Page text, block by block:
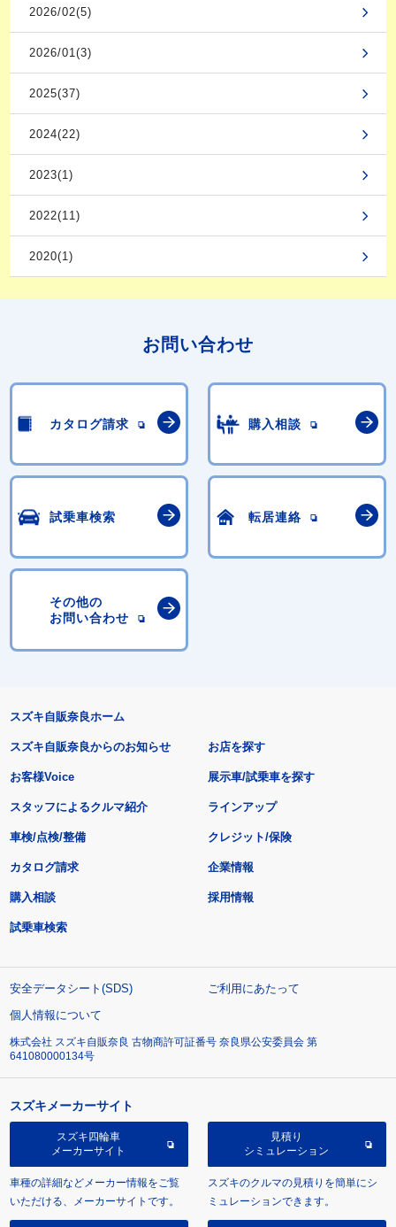
2026/02(5)
2026/01(3)
2025(37)
2024(22)
2023(1)
2022(11)
2020(1)
お問い合わせ
カタログ請求 購入相談
試乗車検索 転居連絡
その他の
お問い合わせ
スズキ自販奈良ホーム
スズキ自販奈良からのお知らせ
お客様Voice
スタッフによるクルマ紹介
お店を探す
展示車/試乗車を探す
ラインアップ
車検/点検/整備 クレジット/保険
カタログ請求
購入相談
試乗車検索
企業情報
採用情報
安全データシート(SDS)
ご利用にあたって
個人情報について
株式会社 スズキ自販奈良 古物商許可証番号 奈良県公安委員会 第
641080000134号
スズキメーカーサイト
スズキ四輪車
メーカーサイト
車種の詳細などメーカー情報をご覧
いただける、メーカーサイトです。
見積り
シミュレーション
スズキのクルマの見積りを簡単にシ
ミュレーションできます。